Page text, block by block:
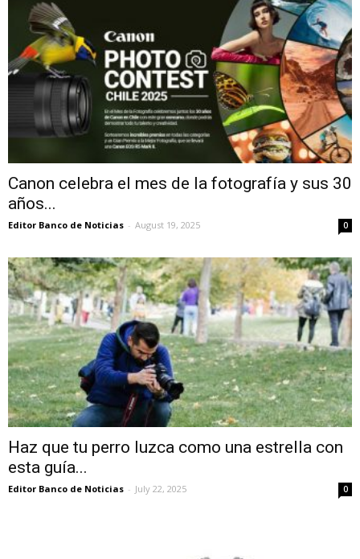
Canon celebra el mes de la fotografía y sus 30
años...
Editor Banco de Noticias - August 19, 2025 0
Haz que tu perro luzca como una estrella con
esta guía...
Editor Banco de Noticias - July 22, 2025 0